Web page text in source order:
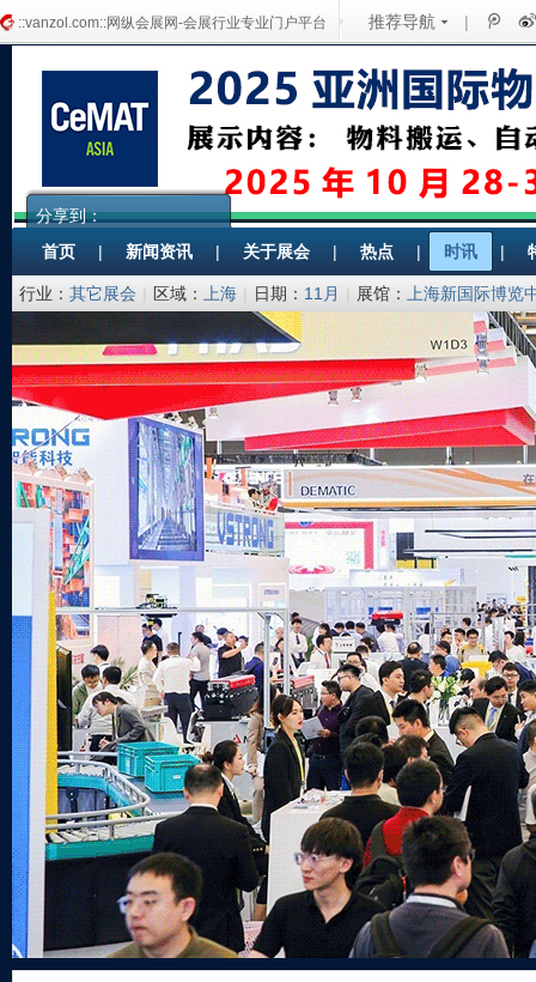
::vanzol.com::网纵会展网-会展行业专业门户平台 推荐导航 |
分享到：
首页
| 新闻资讯 | 关于展会 | 热点 | 时讯 |
行业： 其它展会 | 区域： 上海 | 日期： 11月 | 展馆： 上海新国际博览